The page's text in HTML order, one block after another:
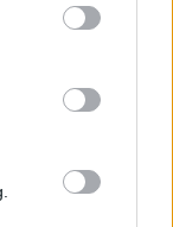
Argo